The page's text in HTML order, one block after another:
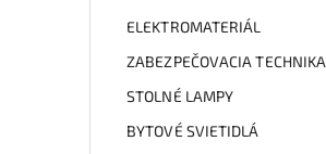
ELEKTROMATERIÁL
ZABEZPEČOVACIA TECHNIKA
STOLNÉ LAMPY
BYTOVÉ SVIETIDLÁ